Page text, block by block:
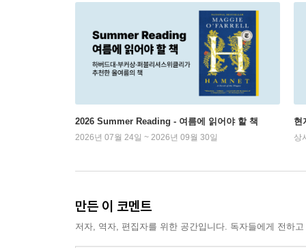
2026 Summer Reading - 여름에 읽어야 할 책
2026년 07월 24일 ~ 2026년 09월 30일
현
상
만든 이 코멘트
저자, 역자, 편집자를 위한 공간입니다. 독자들에게 전하